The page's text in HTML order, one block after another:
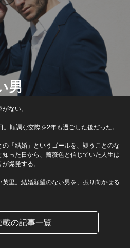
男
ない。
順調な交際を2年も過ごした後だった。
「結婚」というゴールを、疑うことのな
った日から、薔薇色と信じていた人生は
爆発する。
里。結婚願望のない男を、振り向かせる
載の記事一覧